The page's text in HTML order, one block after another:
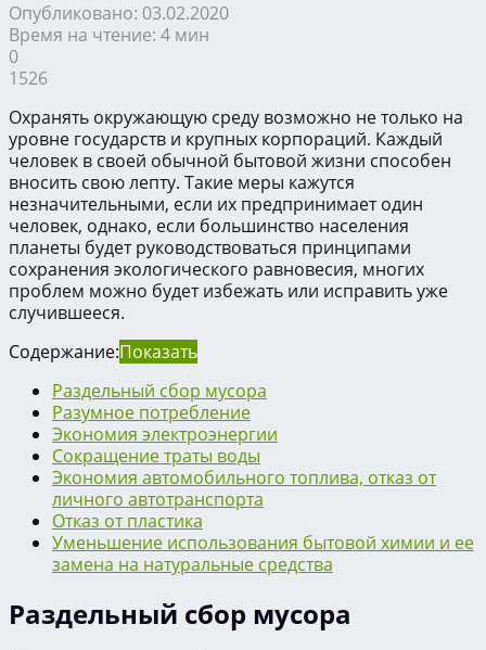
Опубликовано: 03.02.2020
Время на чтение: 4 мин
0
1526
Охранять окружающую среду возможно не только на
уровне государств и крупных корпораций. Каждый
человек в своей обычной бытовой жизни способен
вносить свою лепту. Такие меры кажутся
незначительными, если их предпринимает один
человек, однако, если большинство населения
планеты будет руководствоваться принципами
сохранения экологического равновесия, многих
проблем можно будет избежать или исправить уже
случившееся.
Содержание:Показать
Раздельный сбор мусора
Разумное потребление
Экономия электроэнергии
Сокращение траты воды
Экономия автомобильного топлива, отказ от
личного автотранспорта
Отказ от пластика
Уменьшение использования бытовой химии и ее
замена на натуральные средства
Раздельный сбор мусора